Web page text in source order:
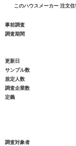
このハウスメーカー 注文
事前調査
調査期間
更新日
サンプル数
規定人数
調査企業数
定義
調査対象者